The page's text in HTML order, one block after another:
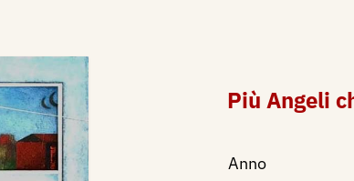
Più Angeli
Anno